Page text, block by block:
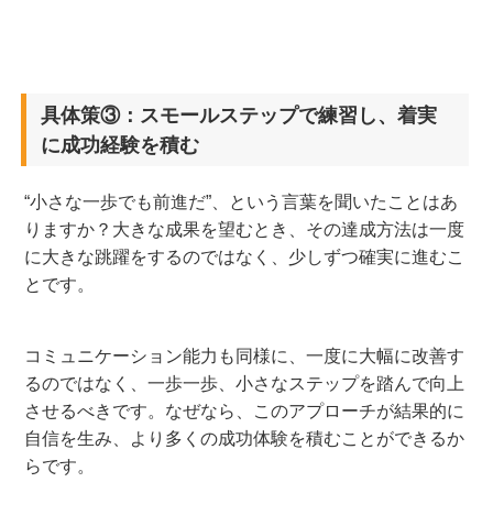
具体策③：スモールステップで練習し、着実
に成功経験を積む
“小さな一歩でも前進だ”、という言葉を聞いたことはあ
りますか？大きな成果を望むとき、その達成方法は一度
に大きな跳躍をするのではなく、少しずつ確実に進むこ
とです。
コミュニケーション能力も同様に、一度に大幅に改善す
るのではなく、一歩一歩、小さなステップを踏んで向上
させるべきです。なぜなら、このアプローチが結果的に
自信を生み、より多くの成功体験を積むことができるか
らです。